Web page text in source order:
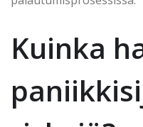
Kuinka